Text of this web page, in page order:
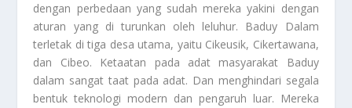
dengan perbedaan yang sudah mereka yakini dengan
aturan yang di turunkan oleh leluhur. Baduy Dalam
terletak di tiga desa utama, yaitu Cikeusik, Cikertawana,
dan Cibeo. Ketaatan pada adat masyarakat Baduy
dalam sangat taat pada adat. Dan menghindari segala
bentuk teknologi modern dan pengaruh luar. Mereka